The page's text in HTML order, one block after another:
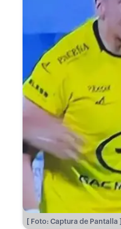
[ Foto: Captura de Pantalla ]